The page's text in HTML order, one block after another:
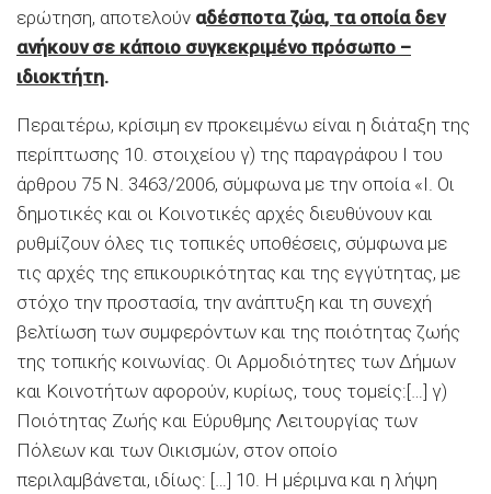
ερώτηση, αποτελούν αδέσποτα ζώα, τα οποία δεν
ανήκουν σε κάποιο συγκεκριμένο πρόσωπο –
ιδιοκτήτη.
Περαιτέρω, κρίσιμη εν προκειμένω είναι η διάταξη της
περίπτωσης 10. στοιχείου γ) της παραγράφου Ι του
άρθρου 75 Ν. 3463/2006, σύμφωνα με την οποία «Ι. Οι
δημοτικές και οι Κοινοτικές αρχές διευθύνουν και
ρυθμίζουν όλες τις τοπικές υποθέσεις, σύμφωνα με
τις αρχές της επικουρικότητας και της εγγύτητας, με
στόχο την προστασία, την ανάπτυξη και τη συνεχή
βελτίωση των συμφερόντων και της ποιότητας ζωής
της τοπικής κοινωνίας. Οι Αρμοδιότητες των Δήμων
και Κοινοτήτων αφορούν, κυρίως, τους τομείς:[…] γ)
Ποιότητας Ζωής και Εύρυθμης Λειτουργίας των
Πόλεων και των Οικισμών, στον οποίο
περιλαμβάνεται, ιδίως: […] 10. Η μέριμνα και η λήψη